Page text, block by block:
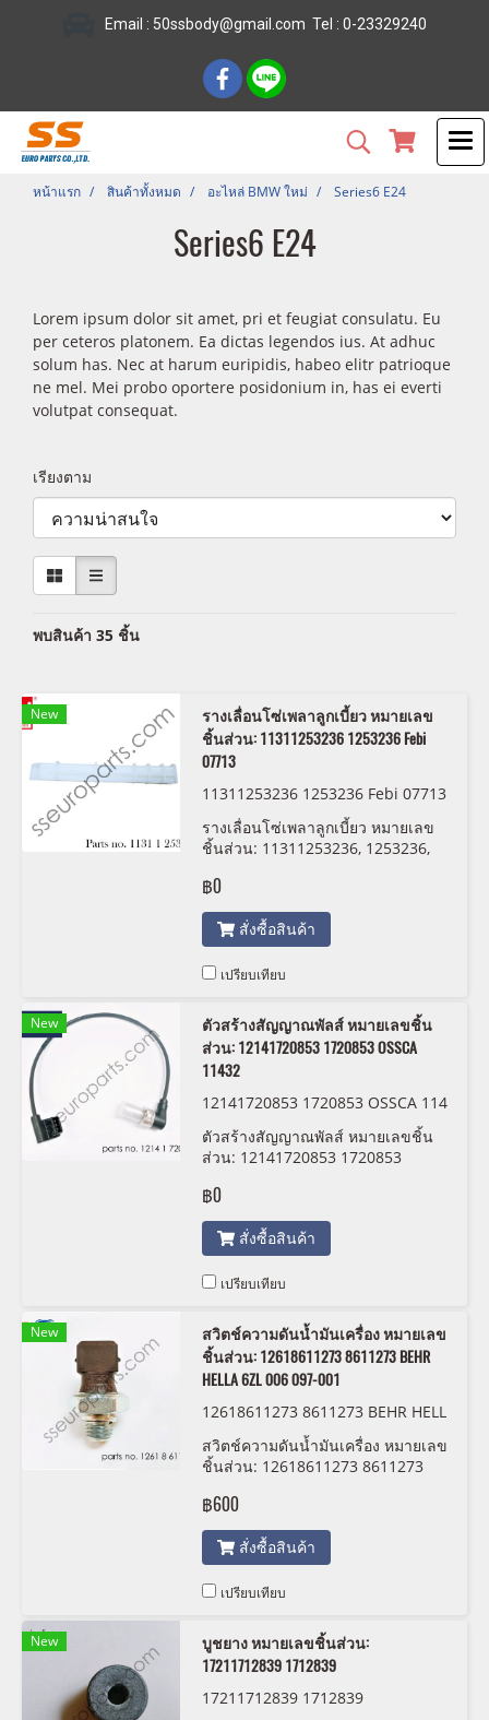
Email : 50ssbody@gmail.com Tel : 0-23329240
หน้าแรก สินค้าทั้งหมด อะไหล่ BMW ใหม่ Series6 E24
Series6 E24
Lorem ipsum dolor sit amet, pri et feugiat consulatu. Eu
per ceteros platonem. Ea dictas legendos ius. At adhuc
solum has. Nec at harum euripidis, habeo elitr patrioque
ne mel. Mei probo oportere posidonium in, has ei everti
volutpat consequat.
เรียงตาม
พบสินค้า 35 ชิ้น
New
รางเลื่อนโซ่เพลาลูกเบี้ยว หมายเลข
ชิ้นส่วน: 11311253236 1253236 Febi
07713
11311253236 1253236 Febi 07713
รางเลื่อนโซ่เพลาลูกเบี้ยว หมายเลข
ชิ้นส่วน: 11311253236, 1253236,
฿0
สั่งซื้อสินค้า
เปรียบเทียบ
New
ตัวสร้างสัญญาณพัลส์ หมายเลขชิ้น
ส่วน: 12141720853 1720853 OSSCA
11432
12141720853 1720853 OSSCA 114
ตัวสร้างสัญญาณพัลส์ หมายเลขชิ้น
ส่วน: 12141720853 1720853
฿0
สั่งซื้อสินค้า
เปรียบเทียบ
New
สวิตช์ความดันน้ำมันเครื่อง หมายเลข
ชิ้นส่วน: 12618611273 8611273 BEHR
HELLA 6ZL 006 097-001
12618611273 8611273 BEHR HELL
A 6ZL 006 097-001
สวิตช์ความดันน้ำมันเครื่อง หมายเลข
ชิ้นส่วน: 12618611273 8611273
฿600
สั่งซื้อสินค้า
เปรียบเทียบ
New
บูชยาง หมายเลขชิ้นส่วน:
17211712839 1712839
17211712839 1712839